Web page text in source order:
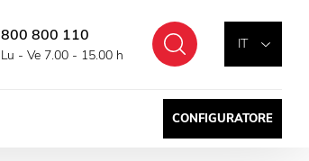
ITCercare
800 800 110
Lu - Ve 7.00 - 15.00 h
CONFIGURATORE